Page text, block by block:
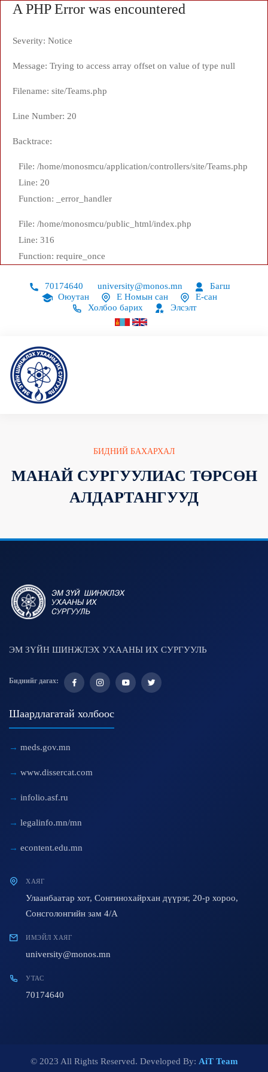
A PHP Error was encountered
Severity: Notice
Message: Trying to access array offset on value of type null
Filename: site/Teams.php
Line Number: 20
Backtrace:
File: /home/monosmcu/application/controllers/site/Teams.php
Line: 20
Function: _error_handler
File: /home/monosmcu/public_html/index.php
Line: 316
Function: require_once
70174640 university@monos.mn
Багш
Оюутан
Е Номын сан
Е-сан
Холбоо барих
Элсэлт
БИДНИЙ БАХАРХАЛ
МАНАЙ СУРГУУЛИАС ТӨРСӨН
АЛДАРТАНГУУД
ЭМ ЗҮЙН ШИНЖЛЭХ УХААНЫ ИХ СУРГУУЛЬ
Биднийг дагах:
Шаардлагатай холбоос
meds.gov.mn
www.dissercat.com
infolio.asf.ru
legalinfo.mn/mn
econtent.edu.mn
ХАЯГ
Улаанбаатар хот, Сонгинохайрхан дүүрэг, 20-р хороо,
Сонсголонгийн зам 4/A
ИМЭЙЛ ХАЯГ
university@monos.mn
УТАС
70174640
© 2023 All Rights Reserved. Developed By: AiT Team